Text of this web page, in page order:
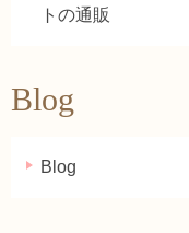
トの通販
Blog
Blog